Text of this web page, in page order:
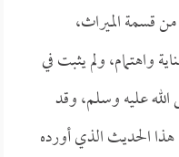
قسمة الميراث،
واهتمام، ولم يثبت في
عليه وسلم، وقد
الحديث الذي أورده